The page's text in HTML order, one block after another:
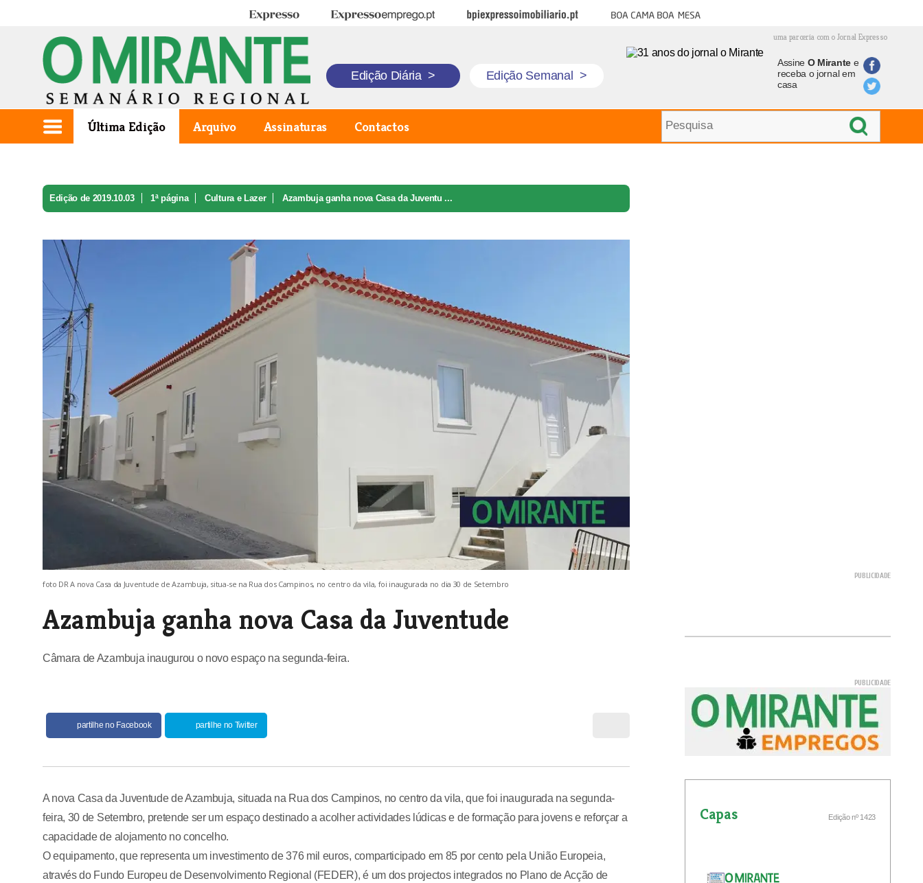
Expresso Expresso Emprego BPI Expresso Imobiliário Boa cama boa mesa
uma parceria com o Jornal Expresso
Edição Diária > Edição Semanal >
Assine O Mirantee
receba o jornal em
casa
Última Edição Arquivo Assinaturas Contactos
Edição de 2019.10.03 1ª página Cultura e Lazer Azambuja ganha nova Casa da Juventu ...
foto DR A nova Casa da Juventude de Azambuja, situa-se na Rua dos Campinos, no centro da vila, foi inaugurada no dia 30 de Setembro
Azambuja ganha nova Casa da Juventude
Câmara de Azambuja inaugurou o novo espaço na segunda-feira.
partilhe no Facebook partilhe no Twitter
A nova Casa da Juventude de Azambuja, situada na Rua dos Campinos, no centro da vila, que foi inaugurada na segunda-
feira, 30 de Setembro, pretende ser um espaço destinado a acolher actividades lúdicas e de formação para jovens e reforçar a
capacidade de alojamento no concelho.
O equipamento, que representa um investimento de 376 mil euros, comparticipado em 85 por cento pela União Europeia,
através do Fundo Europeu de Desenvolvimento Regional (FEDER), é um dos projectos integrados no Plano de Acção de
Capas Edição nº 1423